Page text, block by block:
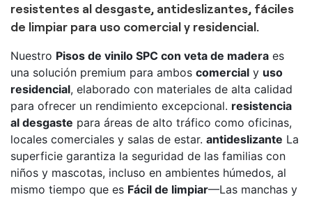
resistentes al desgaste, antideslizantes, fáciles
de limpiar para uso comercial y residencial.
Nuestro Pisos de vinilo SPC con veta de madera es
una solución premium para ambos comercial y uso
residencial, elaborado con materiales de alta calidad
para ofrecer un rendimiento excepcional. resistencia
al desgaste para áreas de alto tráfico como oficinas,
locales comerciales y salas de estar. antideslizante La
superficie garantiza la seguridad de las familias con
niños y mascotas, incluso en ambientes húmedos, al
mismo tiempo que es Fácil de limpiar—Las manchas y